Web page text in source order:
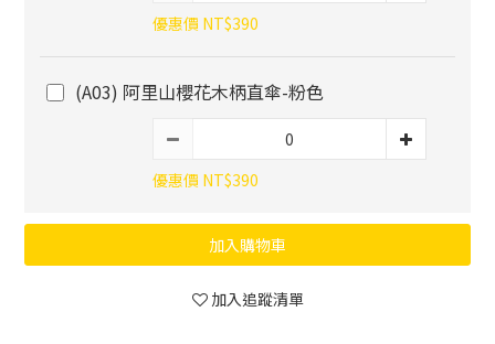
優惠價 NT$390
(A03) 阿里山櫻花木柄直傘-粉色
優惠價 NT$390
加入購物車
加入追蹤清單